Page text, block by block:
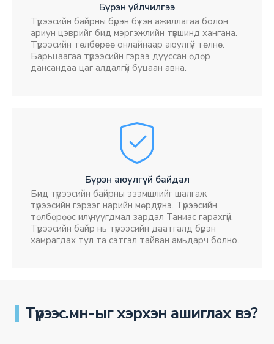
Бүрэн үйлчилгээ
Түрээсийн байрны бүрэн бүтэн ажиллагаа болон
ариун цэврийг бид мэргэжлийн түвшинд хангана.
Түрээсийн төлбөрөө онлайнаар аюулгүй төлнө.
Барьцаагаа түрээсийн гэрээ дууссан өдөр
дансандаа цаг алдалгүй буцаан авна.
Бүрэн аюулгүй байдал
Бид түрээсийн байрны эзэмшлийг шалгаж
түрээсийн гэрээг нарийн мөрдүүлнэ. Түрээсийн
төлбөрөөс илүү нуугдмал зардал Таниас гарахгүй.
Түрээсийн байр нь түрээсийн даатгалд бүрэн
хамрагдах тул та сэтгэл тайван амьдарч болно.
Түрээс.мн-ыг хэрхэн ашиглах вэ?